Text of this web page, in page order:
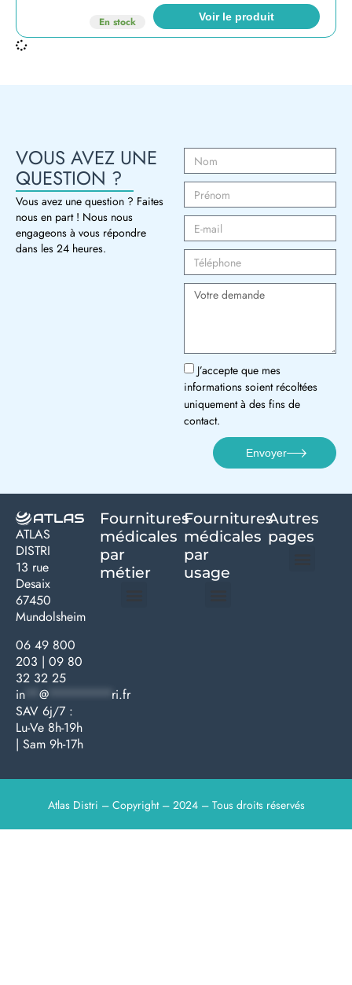
En stock Voir le produit
VOUS AVEZ UNE
QUESTION ?
Vous avez une question ? Faites
nous en part ! Nous nous
engageons à vous répondre
dans les 24 heures.
J’accepte que mes
informations soient récoltées
uniquement à des fins de
contact.
Envoyer
ATLAS
DISTRI
13 rue
Desaix
67450
Mundolsheim
06 49 800
203 | 09 80
32 32 25
in
@
ri.fr
SAV 6j/7 :
Lu-Ve 8h-19h
| Sam 9h-17h
Fournitures
médicales
par
métier
Fournitures
médicales
par
usage ​
Autres
pages
Atlas Distri – Copyright – 2024 – Tous droits réservés